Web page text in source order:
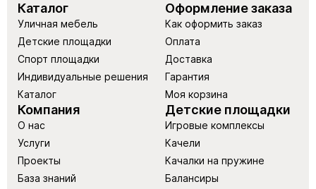
Каталог
Уличная мебель
Детские площадки
Спорт площадки
Индивидуальные решения
Каталог
Оформление заказа
Как оформить заказ
Оплата
Доставка
Гарантия
Моя корзина
Компания
О нас
Услуги
Проекты
База знаний
Детские площадки
Игровые комплексы
Качели
Качалки на пружине
Балансиры